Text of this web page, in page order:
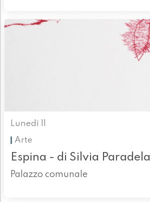
Lunedì 11
Arte
Espina - di Silvia Paradela
Palazzo comunale